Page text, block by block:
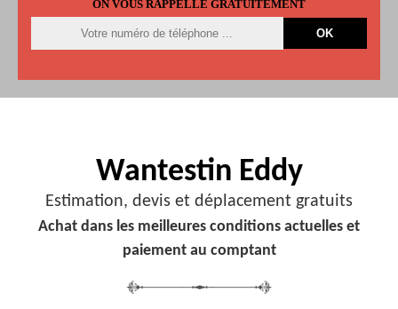
ON VOUS RAPPELLE GRATUITEMENT
Wantestin Eddy
Estimation, devis et déplacement gratuits
Achat dans les meilleures conditions actuelles et
paiement au comptant